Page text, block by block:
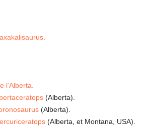
l’Alberta.
(Alberta).
(Alberta).
(Alberta, et Montana, USA).